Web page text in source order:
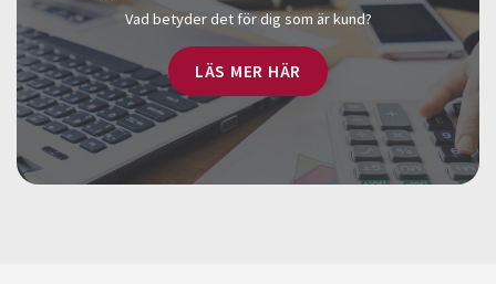
Vad betyder det för dig som är kund?
LÄS MER HÄR